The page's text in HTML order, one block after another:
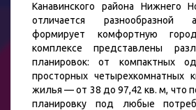
Канавинского района Нижнего
отличается разнообразной
формирует комфортную
комплексе представлены
планировок: от компактных
просторных четырехкомнатных
жилья — от 38 до 97,42 кв. м, что
планировку под любые